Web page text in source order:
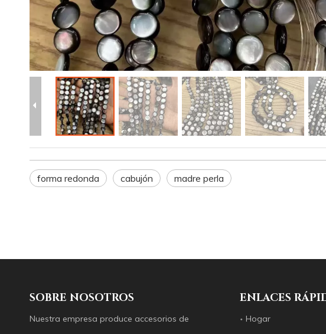
forma redonda cabujón madre perla
SOBRE NOSOTROS
Nuestra empresa produce accesorios de
ENLACES
Hogar